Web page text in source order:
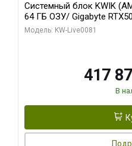
Системный блок KWIK
64 ГБ ОЗУ/ Gigabyte
16GB GDDR7 256bit/ 1 ТБ
Модель: KW-Live0081
417
В